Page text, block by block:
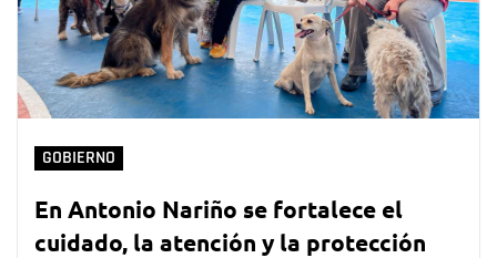
GOBIERNO
En Antonio Nariño se fortalece el
cuidado, la atención y la protección